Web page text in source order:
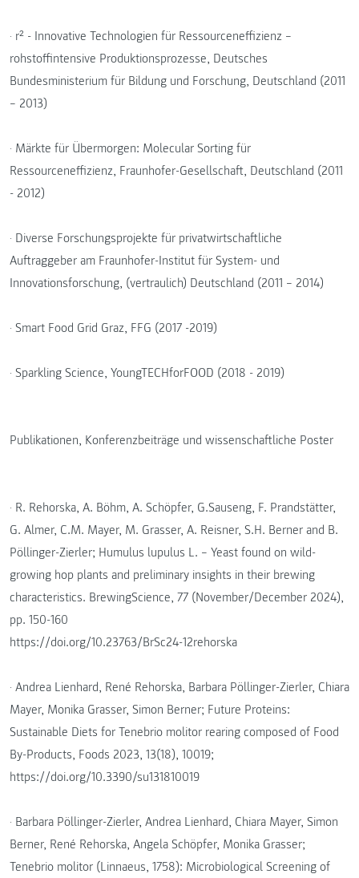
· r² - Innovative Technologien für Ressourceneffizienz –
rohstoffintensive Produktionsprozesse, Deutsches
Bundesministerium für Bildung und Forschung, Deutschland (2011
– 2013)
· Märkte für Übermorgen: Molecular Sorting für
Ressourceneffizienz, Fraunhofer-Gesellschaft, Deutschland (2011
- 2012)
· Diverse Forschungsprojekte für privatwirtschaftliche
Auftraggeber am Fraunhofer-Institut für System- und
Innovationsforschung, (vertraulich) Deutschland (2011 – 2014)
· Smart Food Grid Graz, FFG (2017 -2019)
· Sparkling Science, YoungTECHforFOOD (2018 - 2019)
Publikationen, Konferenzbeiträge und wissenschaftliche Poster
· R. Rehorska, A. Böhm, A. Schöpfer, G.Sauseng, F. Prandstätter,
G. Almer, C.M. Mayer, M. Grasser, A. Reisner, S.H. Berner and B.
Pöllinger-Zierler; Humulus lupulus L. – Yeast found on wild-
growing hop plants and preliminary insights in their brewing
characteristics. BrewingScience, 77 (November/December 2024),
pp. 150-160
https://doi.org/10.23763/BrSc24-12rehorska
· Andrea Lienhard, René Rehorska, Barbara Pöllinger-Zierler, Chiara
Mayer, Monika Grasser, Simon Berner; Future Proteins:
Sustainable Diets for Tenebrio molitor rearing composed of Food
By-Products, Foods 2023, 13(18), 10019;
https://doi.org/10.3390/su131810019
· Barbara Pöllinger-Zierler, Andrea Lienhard, Chiara Mayer, Simon
Berner, René Rehorska, Angela Schöpfer, Monika Grasser;
Tenebrio molitor (Linnaeus, 1758): Microbiological Screening of